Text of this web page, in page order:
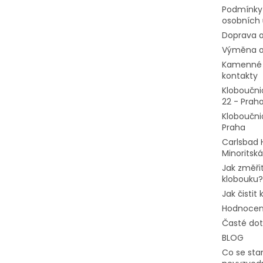
osobních
Doprava
Výměna
kontakty
22 - Praha
Praha
Carlsbad
Jak
klobouku?
Jak čistit
Časté
BLOG
Co se